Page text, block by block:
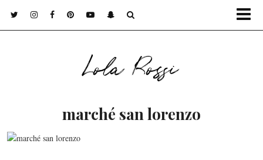
Lola Rossi
marché san lorenzo